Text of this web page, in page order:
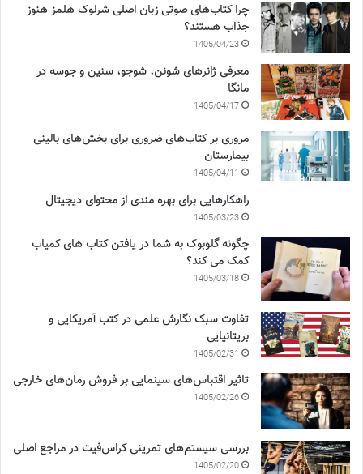
چرا کتاب‌های صوتی زبان اصلی شرلوک هلمز هنوز
جذاب هستند؟
1405/04/23
معرفی ژانرهای شونن، شوجو، سنین و جوسه در
مانگا
1405/04/17
مروری بر کتاب‌های ضروری برای بخش‌های بالینی
بیمارستان
1405/04/11
راهکارهایی برای بهره مندی از محتوای دیجیتال
1405/03/23
چگونه گلوبوک به شما در یافتن کتاب های کمیاب
کمک می کند؟
1405/03/18
تفاوت سبک نگارش علمی در کتب آمریکایی و
بریتانیایی
1405/02/31
تاثیر اقتباس‌های سینمایی بر فروش رمان‌های خارجی
1405/02/26
بررسی سیستم‌های تمرینی کراس‌فیت در مراجع اصلی
1405/02/20